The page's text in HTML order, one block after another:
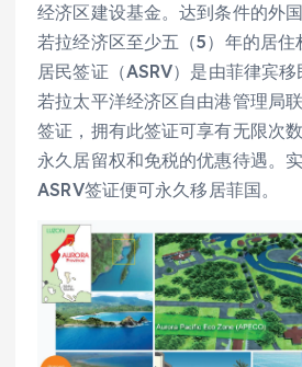
经济区建设基金。达到条件的外
若拉经济区至少五（5）年的居住
居民签证（ASRV）是由菲律宾
若拉太平洋经济区自由港管理局
签证，拥有此签证可享有无限次
永久居留权和免税的优惠待遇。
ASRV签证便可永久移居菲国。